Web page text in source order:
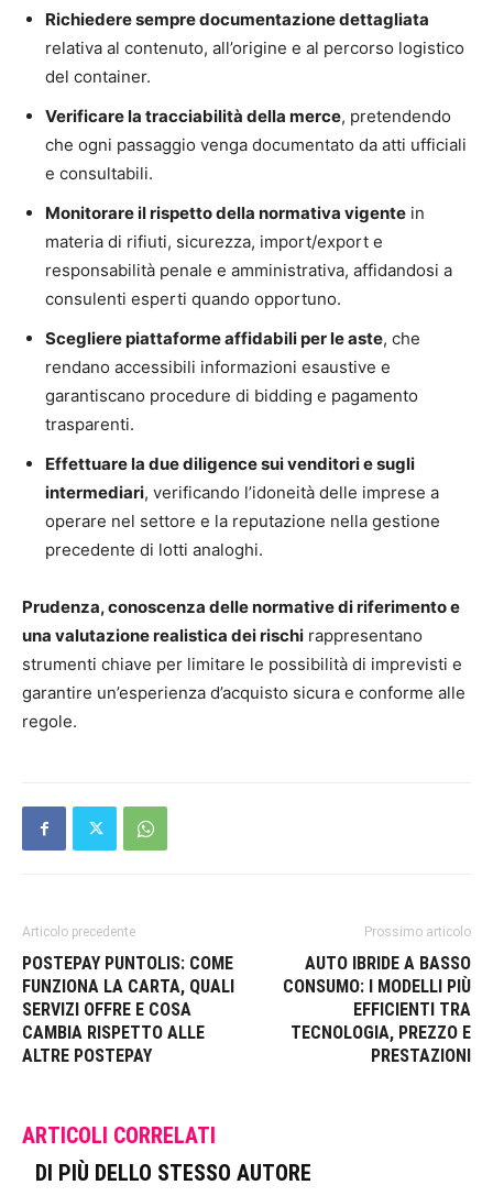
Richiedere sempre documentazione dettagliata
relativa al contenuto, all’origine e al percorso logistico
del container.
Verificare la tracciabilità della merce, pretendendo
che ogni passaggio venga documentato da atti ufficiali
e consultabili.
Monitorare il rispetto della normativa vigente in
materia di rifiuti, sicurezza, import/export e
responsabilità penale e amministrativa, affidandosi a
consulenti esperti quando opportuno.
Scegliere piattaforme affidabili per le aste, che
rendano accessibili informazioni esaustive e
garantiscano procedure di bidding e pagamento
trasparenti.
Effettuare la due diligence sui venditori e sugli
intermediari, verificando l’idoneità delle imprese a
operare nel settore e la reputazione nella gestione
precedente di lotti analoghi.
Prudenza, conoscenza delle normative di riferimento e
una valutazione realistica dei rischi rappresentano
strumenti chiave per limitare le possibilità di imprevisti e
garantire un’esperienza d’acquisto sicura e conforme alle
regole.
Articolo precedente
POSTEPAY PUNTOLIS: COME
FUNZIONA LA CARTA, QUALI
SERVIZI OFFRE E COSA
CAMBIA RISPETTO ALLE
ALTRE POSTEPAY
Prossimo articolo
AUTO IBRIDE A BASSO
CONSUMO: I MODELLI PIÙ
EFFICIENTI TRA
TECNOLOGIA, PREZZO E
PRESTAZIONI
ARTICOLI CORRELATI
DI PIÙ DELLO STESSO AUTORE